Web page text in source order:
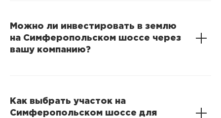
Можно ли инвестировать в землю
на Симферопольском шоссе через
вашу компанию?
Как выбрать участок на
Симферопольском шоссе для